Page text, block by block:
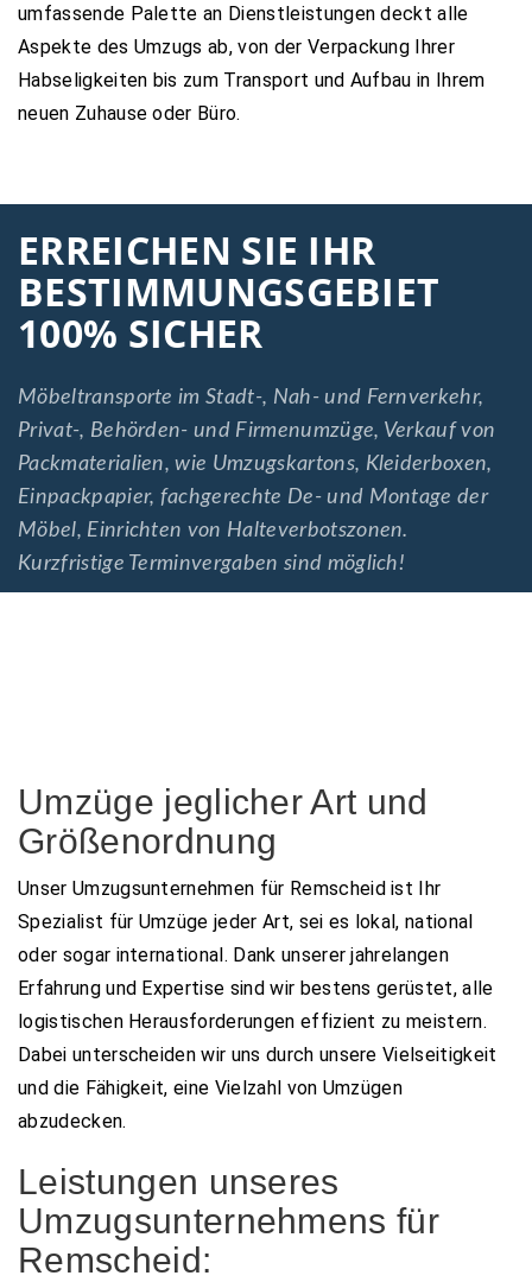
umfassende Palette an Dienstleistungen deckt alle
Aspekte des Umzugs ab, von der Verpackung Ihrer
Habseligkeiten bis zum Transport und Aufbau in Ihrem
neuen Zuhause oder Büro.
ERREICHEN SIE IHR
BESTIMMUNGSGEBIET
100% SICHER
Möbeltransporte im Stadt-, Nah- und Fernverkehr,
Privat-, Behörden- und Firmenumzüge, Verkauf von
Packmaterialien, wie Umzugskartons, Kleiderboxen,
Einpackpapier, fachgerechte De- und Montage der
Möbel, Einrichten von Halteverbotszonen.
Kurzfristige Terminvergaben sind möglich!
Umzüge jeglicher Art und
Größenordnung
Unser Umzugsunternehmen für Remscheid ist Ihr
Spezialist für Umzüge jeder Art, sei es lokal, national
oder sogar international. Dank unserer jahrelangen
Erfahrung und Expertise sind wir bestens gerüstet, alle
logistischen Herausforderungen effizient zu meistern.
Dabei unterscheiden wir uns durch unsere Vielseitigkeit
und die Fähigkeit, eine Vielzahl von Umzügen
abzudecken.
Leistungen unseres
Umzugsunternehmens für
Remscheid: